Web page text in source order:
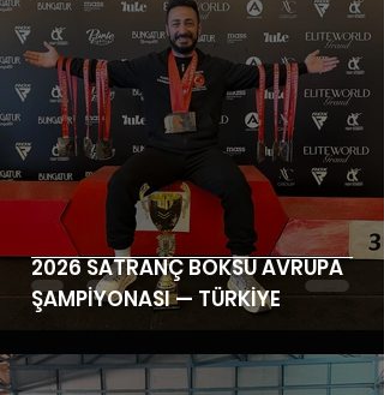
2026 SATRANÇ BOKSU AVRUPA
ŞAMPİYONASI — TÜRKİYE